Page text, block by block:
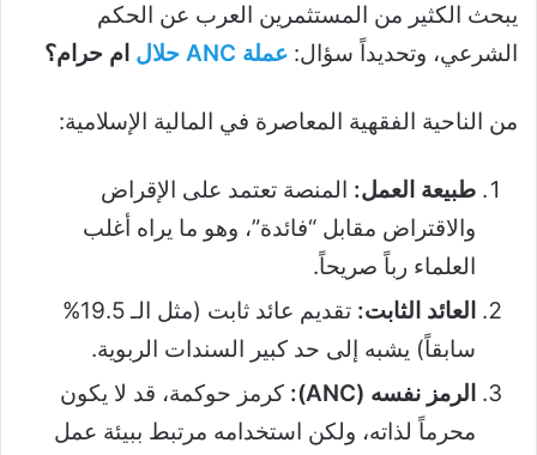
يبحث الكثير من المستثمرين العرب عن الحكم
الشرعي، وتحديداً سؤال: عملة ANC حلال ام حرام؟
من الناحية الفقهية المعاصرة في المالية الإسلامية:
طبيعة العمل: المنصة تعتمد على الإقراض
والاقتراض مقابل “فائدة”، وهو ما يراه أغلب
العلماء رباً صريحاً.
العائد الثابت:
تقديم عائد ثابت (مثل الـ 19.5%
سابقاً) يشبه إلى حد كبير السندات الربوية.
الرمز نفسه (ANC):
كرمز حوكمة، قد لا يكون
محرماً لذاته، ولكن استخدامه مرتبط ببيئة عمل